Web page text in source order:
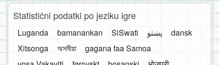
Statistični podatki po jeziku igre
Luganda bamanankan SiSwati پښتو
dansk
Xitsonga
অসমীয়া
gagana faa Samoa